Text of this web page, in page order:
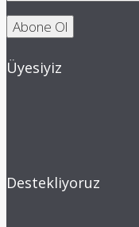
Üyesiyiz
Destekliyoruz